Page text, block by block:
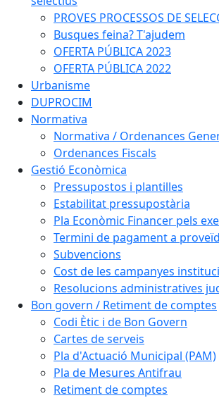
PROVES PROCESSOS DE
Busques feina? T'ajudem
OFERTA PÚBLICA 2023
OFERTA PÚBLICA 2022
Urbanisme
DUPROCIM
Normativa
Normativa / Ordenances
Ordenances Fiscals
Gestió Econòmica
Pressupostos i plantilles
Estabilitat pressupostària
Pla Econòmic Financer pels
Termini de pagament a
Subvencions
Cost de les campanyes
Resolucions administratives
Bon govern / Retiment de comptes
Codi Ètic i de Bon Govern
Cartes de serveis
Pla d'Actuació Municipal (PAM)
Pla de Mesures Antifrau
Retiment de comptes